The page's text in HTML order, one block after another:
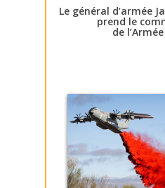
Le général d’armée
prend le
de